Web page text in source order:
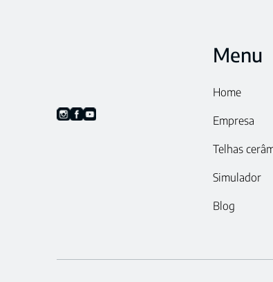
Menu
Home
Empresa
Telhas
Simulador
Blog